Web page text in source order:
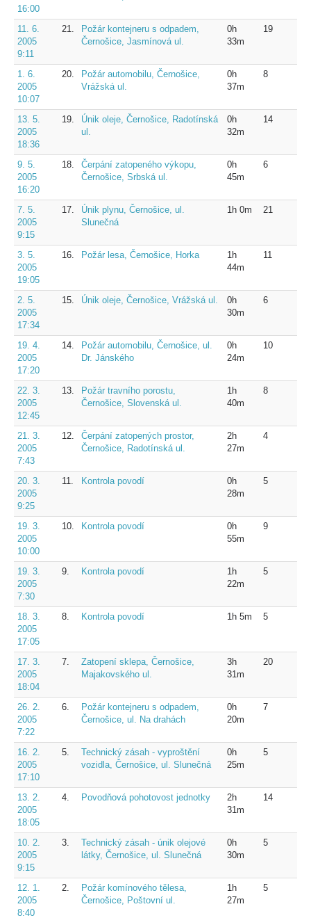
16:00
11. 6.
2005
9:11
21.
Požár kontejneru s odpadem,
Černošice, Jasmínová ul.
0h
33m
19
1. 6.
2005
10:07
20.
Požár automobilu, Černošice,
Vrážská ul.
0h
37m
8
13. 5.
2005
18:36
19.
Únik oleje, Černošice, Radotínská
ul.
0h
32m
14
9. 5.
2005
16:20
18.
Čerpání zatopeného výkopu,
Černošice, Srbská ul.
0h
45m
6
7. 5.
2005
9:15
17.
Únik plynu, Černošice, ul.
Slunečná
1h 0m 21
3. 5.
2005
19:05
16. Požár lesa, Černošice, Horka
1h
44m
11
2. 5.
2005
17:34
15. Únik oleje, Černošice, Vrážská ul.
0h
30m
6
19. 4.
2005
17:20
14.
Požár automobilu, Černošice, ul.
Dr. Jánského
0h
24m
10
22. 3.
2005
12:45
13.
Požár travního porostu,
Černošice, Slovenská ul.
1h
40m
8
21. 3.
2005
7:43
12.
Čerpání zatopených prostor,
Černošice, Radotínská ul.
2h
27m
4
20. 3.
2005
9:25
11. Kontrola povodí
0h
28m
5
19. 3.
2005
10:00
10. Kontrola povodí
0h
55m
9
19. 3.
2005
7:30
9. Kontrola povodí
1h
22m
5
18. 3.
2005
17:05
8. Kontrola povodí 1h 5m 5
17. 3.
2005
18:04
7.
Zatopení sklepa, Černošice,
Majakovského ul.
3h
31m
20
26. 2.
2005
7:22
6.
Požár kontejneru s odpadem,
Černošice, ul. Na drahách
0h
20m
7
16. 2.
2005
17:10
5.
Technický zásah - vyproštění
vozidla, Černošice, ul. Slunečná
0h
25m
5
13. 2.
2005
18:05
4. Povodňová pohotovost jednotky
2h
31m
14
10. 2.
2005
9:15
3.
Technický zásah - únik olejové
látky, Černošice, ul. Slunečná
0h
30m
5
12. 1.
2005
8:40
2.
Požár komínového tělesa,
Černošice, Poštovní ul.
1h
27m
5